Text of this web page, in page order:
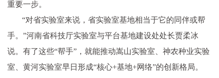
重要一步。
“对省实验室来说，省实验室基地相当于它的同伴或帮
手。”河南省科技厅实验室与平台基地建设处处长贾柔冰
说。有了这些“帮手”，就能推动嵩山实验室、神农种业实验
室、黄河实验室早日形成“核心+基地+网络”的创新格局。